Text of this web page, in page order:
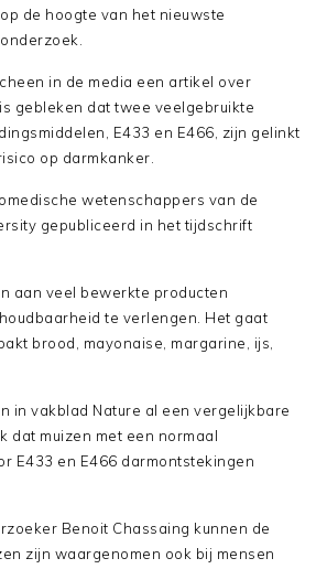
de hoogte van het nieuwste
in de media een artikel over
gebleken dat twee veelgebruikte
E433 en E466, zijn gelinkt
op darmkanker.
wetenschappers van de
gepubliceerd in het tijdschrift
aan veel bewerkte producten
te verlengen. Het gaat
brood, mayonaise, margarine, ijs,
in vakblad Nature al een vergelijkbare
dat muizen met een normaal
E433 en E466 darmontstekingen
Benoit Chassaing kunnen de
zijn waargenomen ook bij mensen